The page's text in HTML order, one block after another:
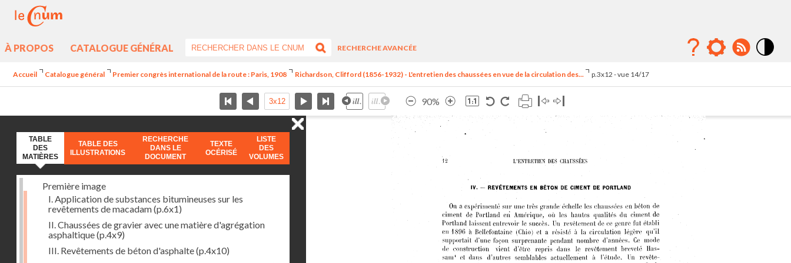
À PROPOS CATALOGUE GÉNÉRAL
RECHERCHE AVANCÉE
Accueil Catalogue général Premier congrès international de la route : Paris, 1908 Richardson, Clifford (1856-1932) - L'entretien des chaussées en vue de la circulation des... p.3x12 - vue 14/17
90%
TABLE
DES
MATIÈRES
TABLE DES
ILLUSTRATIONS
RECHERCHE
DANS LE
DOCUMENT
TEXTE
OCÉRISÉ
LISTE
DES
VOLUMES
Première image
I. Application de substances bitumineuses sur les
revêtements de macadam(p.6x1)
II. Chaussées de gravier avec une matière d'agrégation
asphaltique(p.4x9)
III. Revêtements de béton d'asphalte(p.4x10)